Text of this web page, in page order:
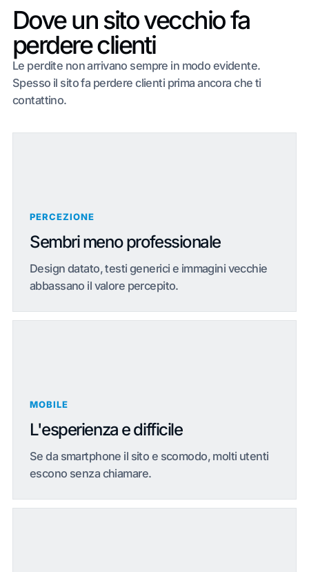
Dove un sito vecchio fa
perdere clienti
Le perdite non arrivano sempre in modo evidente.
Spesso il sito fa perdere clienti prima ancora che ti
contattino.
PERCEZIONE
Sembri meno professionale
Design datato, testi generici e immagini vecchie
abbassano il valore percepito.
MOBILE
L'esperienza e difficile
Se da smartphone il sito e scomodo, molti utenti
escono senza chiamare.